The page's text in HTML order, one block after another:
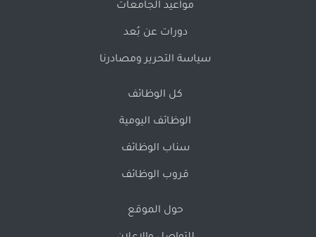
مواعيد الجامعات
دورات عن بُعد
سياسة التحرير ومصادرنا
كل الوظائف
الوظائف اليومية
سناب الوظائف
قروب الوظائف
حول الموقع